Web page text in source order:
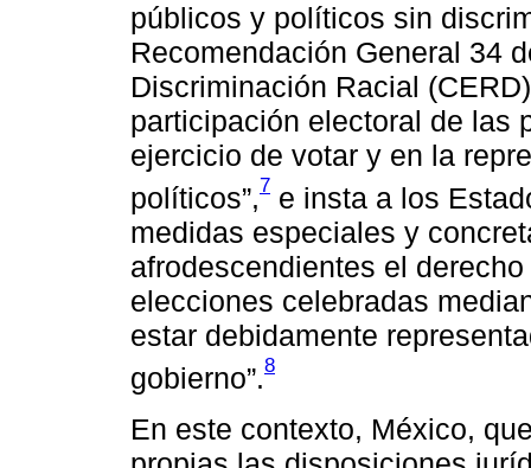
públicos y políticos sin
Recomendación General 34
Discriminación Racial
participación electoral de las
ejercicio de votar y en la
políticos”,7 e insta a los
medidas especiales y
afrodescendientes el
elecciones celebradas
estar debidamente
gobierno”.8
En este contexto, México,